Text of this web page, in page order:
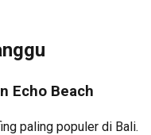
Echo Beach
paling populer di Bali.